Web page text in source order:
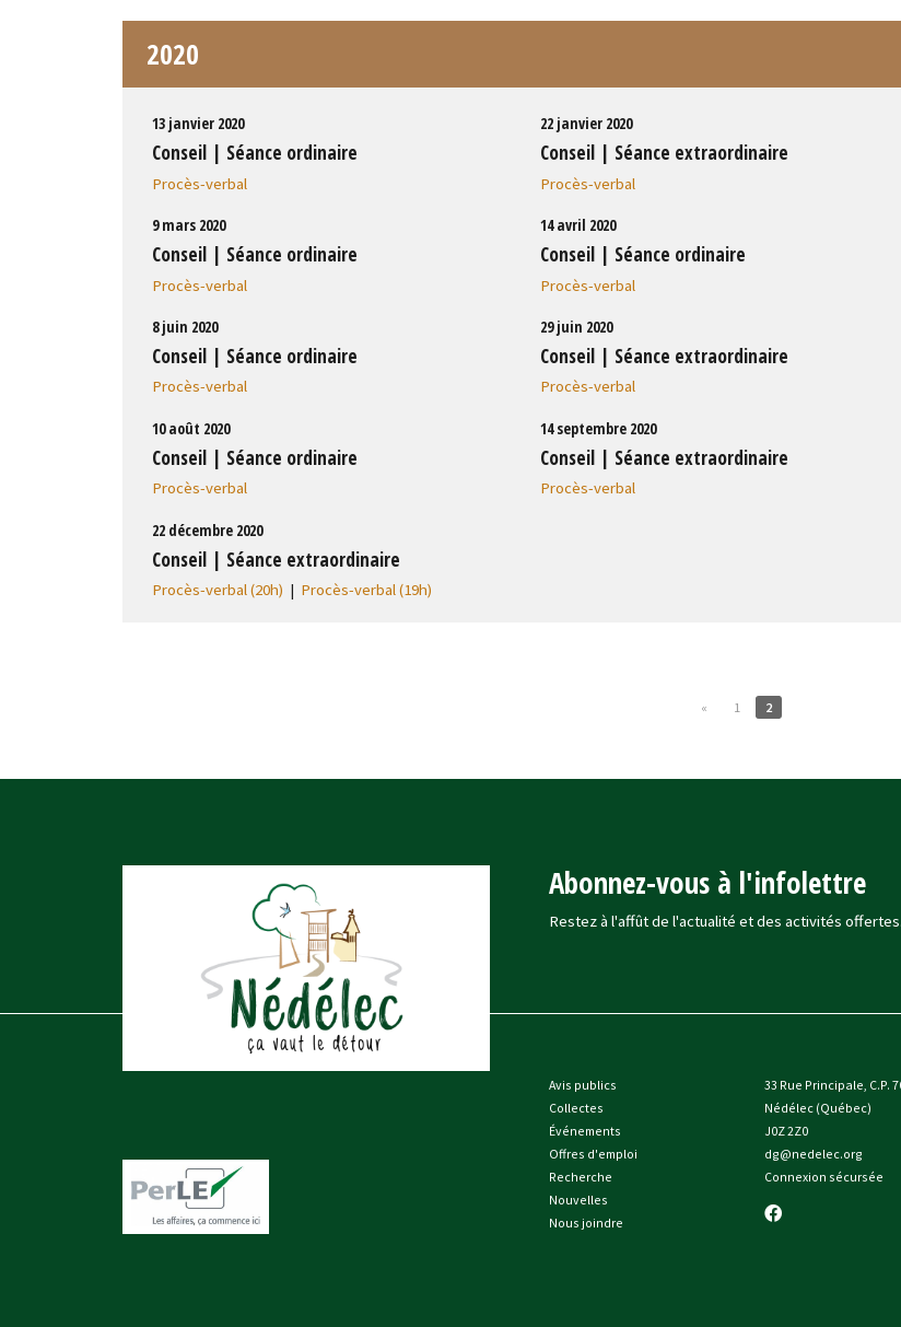
2020
13 janvier 2020
Conseil | Séance ordinaire
Procès-verbal
22 janvier 2020
Conseil | Séance extraordinaire
Procès-verbal
9 mars 2020
Conseil | Séance ordinaire
Procès-verbal
14 avril 2020
Conseil | Séance ordinaire
Procès-verbal
8 juin 2020
Conseil | Séance ordinaire
Procès-verbal
29 juin 2020
Conseil | Séance extraordinaire
Procès-verbal
10 août 2020
Conseil | Séance ordinaire
Procès-verbal
14 septembre 2020
Conseil | Séance extraordinaire
Procès-verbal
22 décembre 2020
Conseil | Séance extraordinaire
Procès-verbal (20h) | Procès-verbal (19h)
« 1 2
33 Rue Principale, C.P.
Nédélec (Québec)
J0Z 2Z0
dg@nedelec.org
Connexion sécursée
Avis publics
Collectes
Événements
Offres d'emploi
Recherche
Nouvelles
Nous joindre
Abonnez-vous à l'infolettre
Restez à l'affût de l'actualité et des activités offertes.